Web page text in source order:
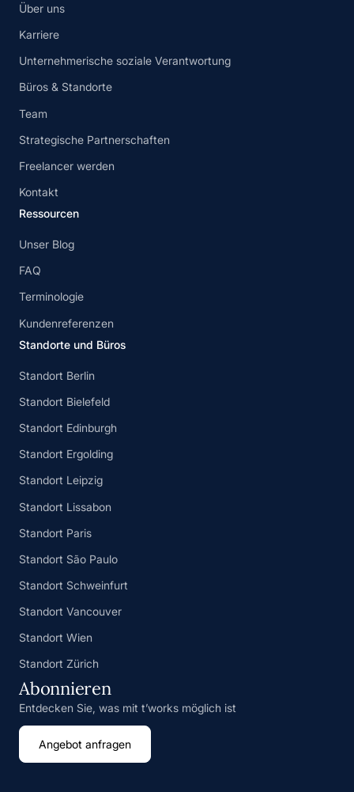
Über uns
Karriere
Unternehmerische soziale Verantwortung
Büros & Standorte
Team
Strategische Partnerschaften
Freelancer werden
Kontakt
Ressourcen
Unser Blog
FAQ
Terminologie
Kundenreferenzen
Standorte und Büros
Standort Berlin
Standort Bielefeld
Standort Edinburgh
Standort Ergolding
Standort Leipzig
Standort Lissabon
Standort Paris
Standort São Paulo
Standort Schweinfurt
Standort Vancouver
Standort Wien
Standort Zürich
Abonnieren
Entdecken Sie, was mit t’works möglich ist
Angebot anfragen